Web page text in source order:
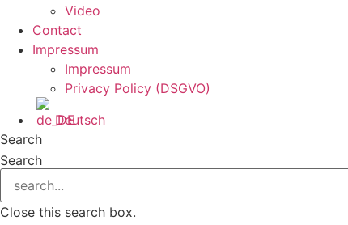
Video
Contact
Impressum
Impressum
Privacy Policy (DSGVO)
Deutsch
Search
Search
Close this search box.